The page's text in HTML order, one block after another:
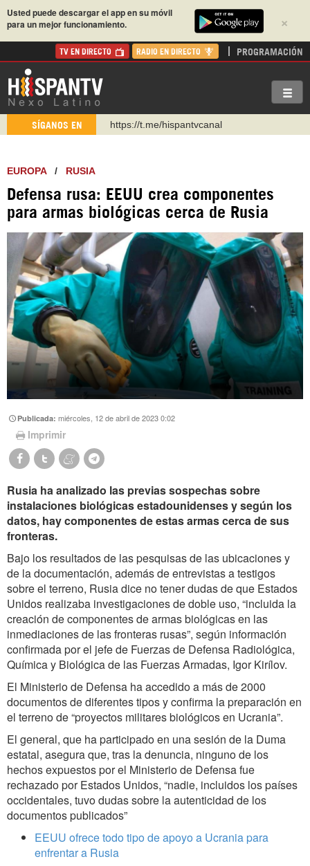
×
Usted puede descargar el app en su móvil
para un mejor funcionamiento.
TV EN DIRECTO RADIO EN DIRECTO PROGRAMACIÓN
SÍGANOS EN
https://t.me/hispantvcanal
Instagram como: hispan_tv
https://www.facebook.com/Nexolatino.Canal
http://twitter.com/nexo_latino
EUROPA/ RUSIA
Defensa rusa: EEUU crea componentes
para armas biológicas cerca de Rusia
Publicada:miércoles, 12 de abril de 2023 0:02
Imprimir
Rusia ha analizado las previas sospechas sobre
instalaciones biológicas estadounidenses y según los
datos, hay componentes de estas armas cerca de sus
fronteras.
Bajo los resultados de las pesquisas de las ubicaciones y
de la documentación, además de entrevistas a testigos
sobre el terreno, Rusia dice no tener dudas de que Estados
Unidos realizaba investigaciones de doble uso, “incluida la
creación de componentes de armas biológicas en las
inmediaciones de las fronteras rusas”, según información
confirmada por el jefe de Fuerzas de Defensa Radiológica,
Química y Biológica de las Fuerzas Armadas, Igor Kirílov.
El Ministerio de Defensa ha accedido a más de 2000
documentos de diferentes tipos y confirma la preparación en
el terreno de “proyectos militares biológicos en Ucrania”.
El general, que ha participado en una sesión de la Duma
estatal, asegura que, tras la denuncia, ninguno de los
hechos expuestos por el Ministerio de Defensa fue
rechazado por Estados Unidos, “nadie, incluidos los países
occidentales, tuvo dudas sobre la autenticidad de los
documentos publicados”
EEUU ofrece todo tipo de apoyo a Ucrania para
enfrentar a Rusia